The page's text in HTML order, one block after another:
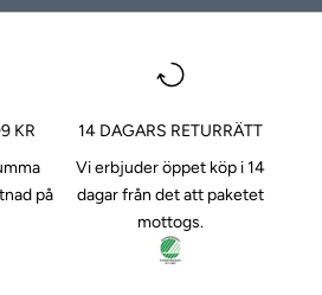
KR
på
14 DAGARS RETURRÄTT
Vi erbjuder öppet köp i 14
dagar från det att paketet
mottogs.